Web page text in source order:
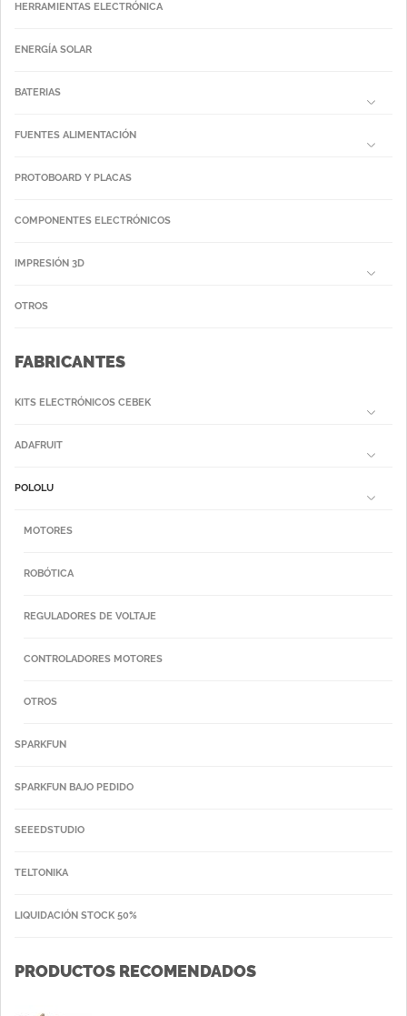
HERRAMIENTAS ELECTRÓNICA
ENERGÍA SOLAR
BATERIAS
FUENTES ALIMENTACIÓN
PROTOBOARD Y PLACAS
COMPONENTES ELECTRÓNICOS
IMPRESIÓN 3D
OTROS
FABRICANTES
KITS ELECTRÓNICOS CEBEK
ADAFRUIT
POLOLU
MOTORES
ROBÓTICA
REGULADORES DE VOLTAJE
CONTROLADORES MOTORES
OTROS
SPARKFUN
SPARKFUN BAJO PEDIDO
SEEEDSTUDIO
TELTONIKA
LIQUIDACIÓN STOCK 50%
PRODUCTOS RECOMENDADOS